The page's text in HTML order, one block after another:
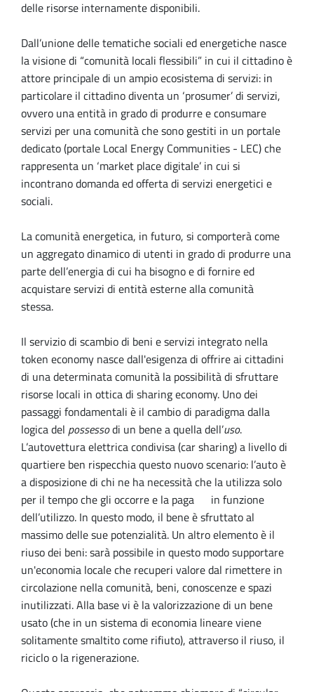
delle risorse internamente disponibili.
Dall’unione delle tematiche sociali ed energetiche nasce
la visione di “comunità locali flessibili” in cui il cittadino è
attore principale di un ampio ecosistema di servizi: in
particolare il cittadino diventa un ‘prosumer’ di servizi,
ovvero una entità in grado di produrre e consumare
servizi per una comunità che sono gestiti in un portale
dedicato (portale Local Energy Communities - LEC) che
rappresenta un ‘market place digitale’ in cui si
incontrano domanda ed offerta di servizi energetici e
sociali.
La comunità energetica, in futuro, si comporterà come
un aggregato dinamico di utenti in grado di produrre una
parte dell’energia di cui ha bisogno e di fornire ed
acquistare servizi di entità esterne alla comunità
stessa.
Il servizio di scambio di beni e servizi integrato nella
token economy nasce dall'esigenza di offrire ai cittadini
di una determinata comunità la possibilità di sfruttare
risorse locali in ottica di sharing economy. Uno dei
passaggi fondamentali è il cambio di paradigma dalla
logica del possessodi un bene a quella dell’uso.
L’autovettura elettrica condivisa (car sharing) a livello di
quartiere ben rispecchia questo nuovo scenario: l’auto è
a disposizione di chi ne ha necessità che la utilizza solo
per il tempo che gli occorre e la paga in funzione
dell’utilizzo. In questo modo, il bene è sfruttato al
massimo delle sue potenzialità. Un altro elemento è il
riuso dei beni: sarà possibile in questo modo supportare
un'economia locale che recuperi valore dal rimettere in
circolazione nella comunità, beni, conoscenze e spazi
inutilizzati. Alla base vi è la valorizzazione di un bene
usato (che in un sistema di economia lineare viene
solitamente smaltito come rifiuto), attraverso il riuso, il
riciclo o la rigenerazione.